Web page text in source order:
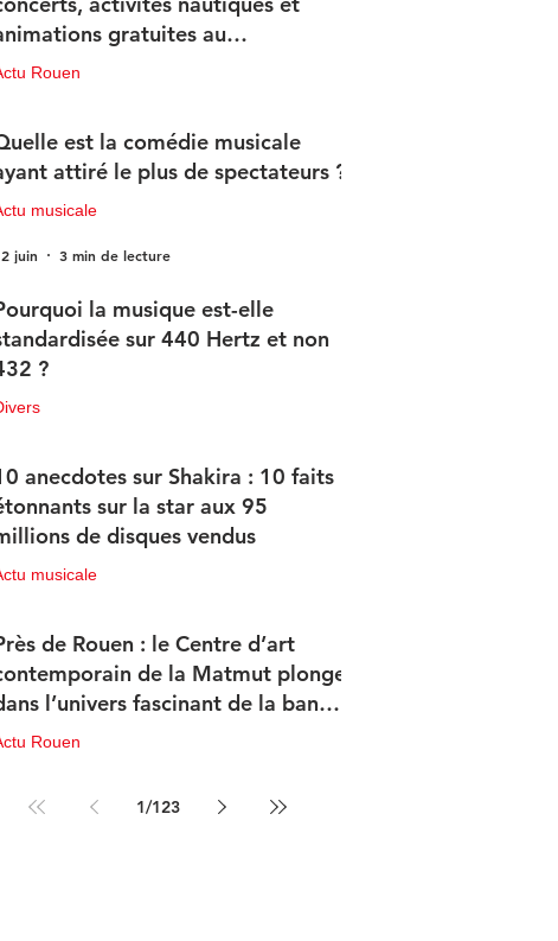
gratuites au
Rouen
est la comédie musicale
attiré le plus de spectateurs ?
musicale
juin 3 min de lecture
la musique est-elle
sur 440 Hertz et non
?
anecdotes sur Shakira : 10 faits
sur la star aux 95
de disques vendus
musicale
de Rouen : le Centre d’art
de la Matmut plonge
l’univers fascinant de la bande
de science-fiction
Rouen
1/123